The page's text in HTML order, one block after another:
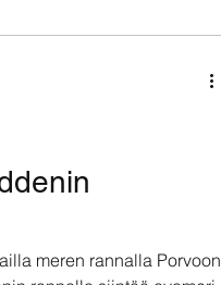
meren rannalla Porvoon